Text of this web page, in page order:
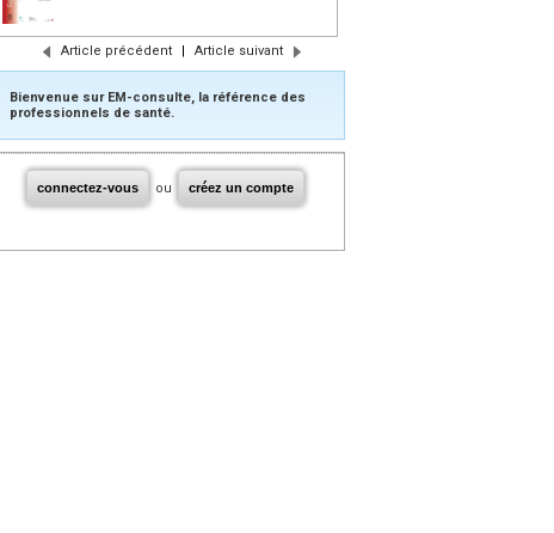
Article précédent | Article suivant
Bienvenue sur EM-consulte, la référence des
professionnels de santé.
connectez-vous ou créez un compte